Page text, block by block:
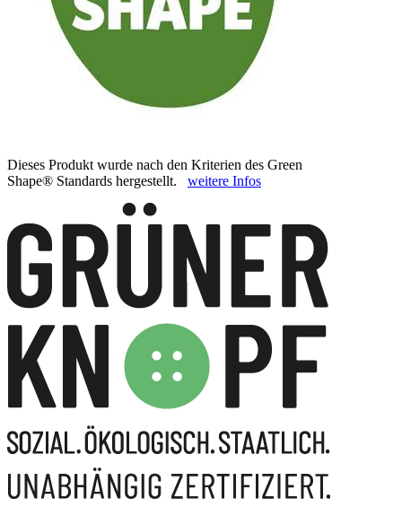
Dieses Produkt wurde nach den Kriterien des Green
Shape® Standards hergestellt. weitere Infos